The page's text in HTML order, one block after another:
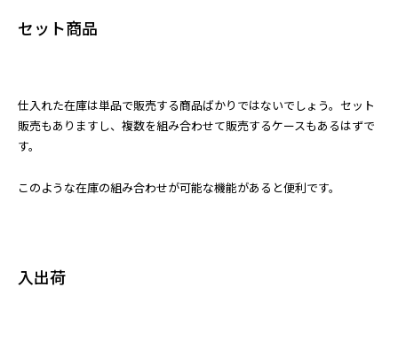
セット商品
仕入れた在庫は単品で販売する商品ばかりではないでしょう。セット
販売もありますし、複数を組み合わせて販売するケースもあるはずで
す。
このような在庫の組み合わせが可能な機能があると便利です。
入出荷